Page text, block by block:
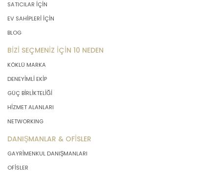
SATICILAR İÇİN
EV SAHİPLERİ İÇİN
BLOG
BİZİ SEÇMENİZ İÇİN 10 NEDEN
KÖKLÜ MARKA
DENEYİMLİ EKİP
GÜÇ BİRLİKTELİĞİ
HİZMET ALANLARI
NETWORKING
DANIŞMANLAR & OFİSLER
GAYRİMENKUL DANIŞMANLARI
OFİSLER